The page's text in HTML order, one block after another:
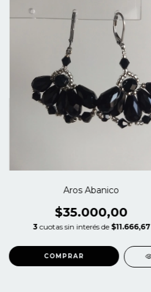
Aros Abanico
$35.000,00
3 cuotas sin interés de $11.666,67